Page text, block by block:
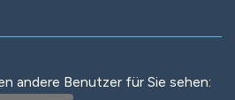
andere Benutzer für Sie sehen: